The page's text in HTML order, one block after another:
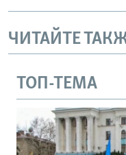
ЧИТАЙТЕ
ТОП-ТЕМА